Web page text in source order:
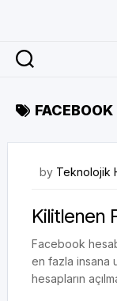
FACEBOOK
by Teknolojik
Kilitlenen
Facebook
en fazla insana
hesapların